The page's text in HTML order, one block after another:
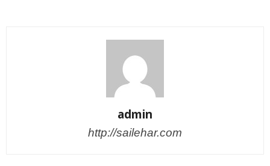
admin
http://sailehar.com